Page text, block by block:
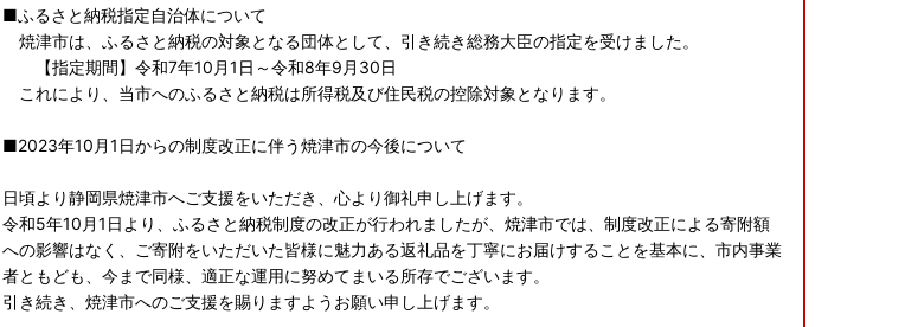
■ふるさと納税指定自治体について
焼津市は、ふるさと納税の対象となる団体として、引き続き総務大臣の指定を受けました。
【指定期間】令和7年10月1日～令和8年9月30日
これにより、当市へのふるさと納税は所得税及び住民税の控除対象となります。
■2023年10月1日からの制度改正に伴う焼津市の今後について
日頃より静岡県焼津市へご支援をいただき、心より御礼申し上げます。
令和5年10月1日より、ふるさと納税制度の改正が行われましたが、焼津市では、制度改正による寄附額
への影響はなく、ご寄附をいただいた皆様に魅力ある返礼品を丁寧にお届けすることを基本に、市内事業
者ともども、今まで同様、適正な運用に努めてまいる所存でございます。
引き続き、焼津市へのご支援を賜りますようお願い申し上げます。